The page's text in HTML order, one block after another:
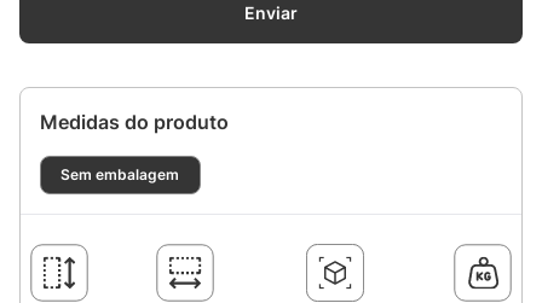
Enviar
Medidas do produto
Sem embalagem